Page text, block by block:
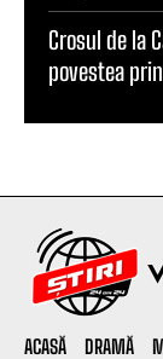
Crosul de la
povestea
ACASĂ DRAMĂ